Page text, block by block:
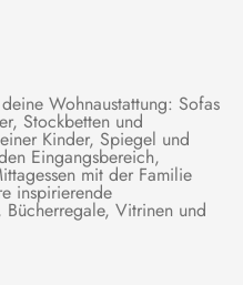
Wohnaustattung: Sofas
Stockbetten und
Kinder, Spiegel und
Eingangsbereich,
mit der Familie
inspirierende
Vitrinen und